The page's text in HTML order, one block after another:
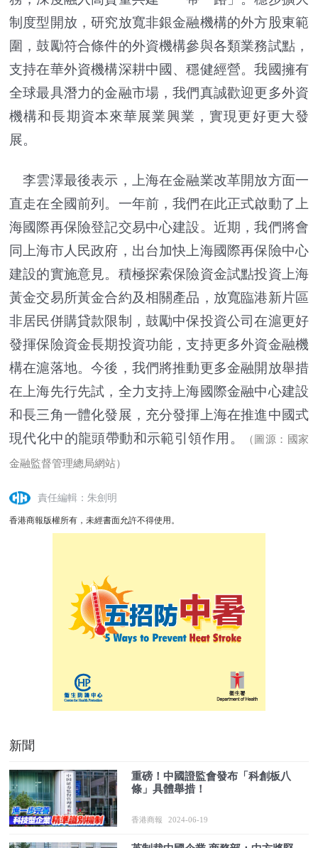
制度型開放，研究放寬非銀金融機構的外方股東範
圍，鼓勵符合條件的外資機構參與各類業務試點，
支持在華外資機構深耕中國、穩健經營。我國擁有
全球最具潛力的金融市場，我們真誠歡迎更多外資
機構和長期資本來華展業興業，實現更好更大發
展。
李雲澤最後表示，上海在金融業改革開放方面一
直走在全國前列。一年前，我們在此正式啟動了上
海國際再保險登記交易中心建設。近期，我們將會
同上海市人民政府，出台加快上海國際再保險中心
建設的實施意見。積極探索保險資金試點投資上海
黃金交易所黃金合約及相關產品，放寬臨港新片區
非居民併購貸款限制，鼓勵中保投資公司在滬更好
發揮保險資金長期投資功能，支持更多外資金融機
構在滬落地。今後，我們將推動更多金融開放舉措
在上海先行先試，全力支持上海國際金融中心建設
和長三角一體化發展，充分發揮上海在推進中國式
現代化中的龍頭帶動和示範引領作用。
（圖源：國家
金融監督管理總局網站）
責任編輯：朱劍明
香港商報版權所有，未經書面允許不得使用。
新聞
重磅！中國證監會發布「科創板八
條」具體舉措！
香港商報 2024-06-19